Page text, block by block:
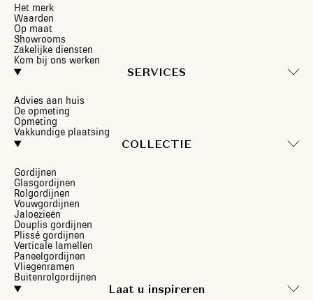
Het merk
Waarden
Op maat
Showrooms
Zakelijke diensten
Kom bij ons werken
SERVICES
Advies aan huis
De opmeting
Opmeting
Vakkundige plaatsing
COLLECTIE
Gordijnen
Glasgordijnen
Rolgordijnen
Vouwgordijnen
Jaloezieën
Douplis gordijnen
Plissé gordijnen
Verticale lamellen
Paneelgordijnen
Vliegenramen
Buitenrolgordijnen
Laat u inspireren